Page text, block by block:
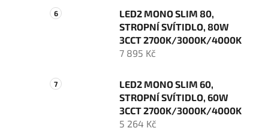
LED2 MONO SLIM 80,
STROPNÍ SVÍTIDLO, 80W
3CCT 2700K/3000K/4000K
7 895 Kč
LED2 MONO SLIM 60,
STROPNÍ SVÍTIDLO, 60W
3CCT 2700K/3000K/4000K
5 264 Kč